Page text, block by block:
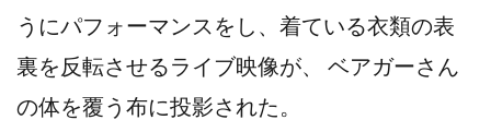
うにパフォーマンスをし、着ている衣類の表
裏を反転させるライブ映像が、 ベアガーさん
の体を覆う布に投影された。